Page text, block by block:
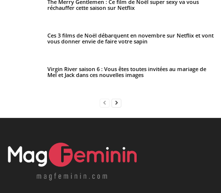
The Merry Gentlemen : Ce film de Noël super sexy va vous
réchauffer cette saison sur Netflix
Ces 3 films de Noël débarquent en novembre sur Netflix et vont
vous donner envie de faire votre sapin
Virgin River saison 6 : Vous êtes toutes invitées au mariage de
Mel et Jack dans ces nouvelles images